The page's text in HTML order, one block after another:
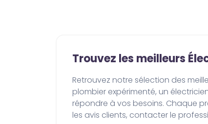
Trouvez les meilleurs
Retrouvez notre sélection des meilleurs prestataires de services vérifiés à  nabeul1 et sur toute la Tunisie. Que vous cherchiez un
plombier expérimenté, un
répondre à vos besoins. Chaque
les avis clients, contacter le